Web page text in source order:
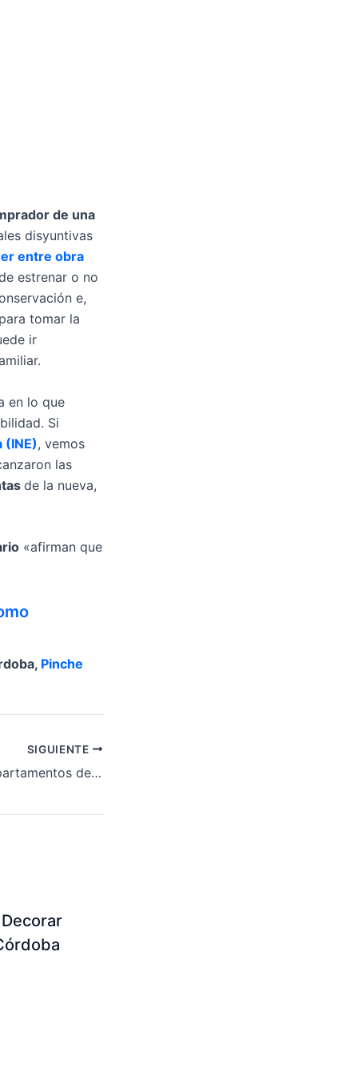
de una
disyuntivas
entre obra
estrenar o no
e,
tomar la
ir
en lo que
Si
(INE), vemos
las
de la nueva,
«afirman que
Pinche
SIGUIENTE
Este bloque de apartamentos de 11 plantas se ha levantado en solo 29 horas.